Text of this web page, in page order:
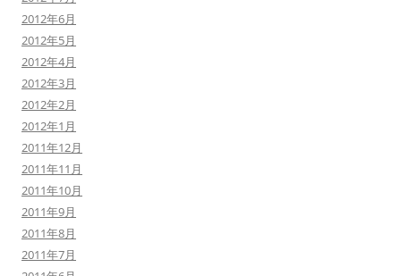
2012年6月
2012年5月
2012年4月
2012年3月
2012年2月
2012年1月
2011年12月
2011年11月
2011年10月
2011年9月
2011年8月
2011年7月